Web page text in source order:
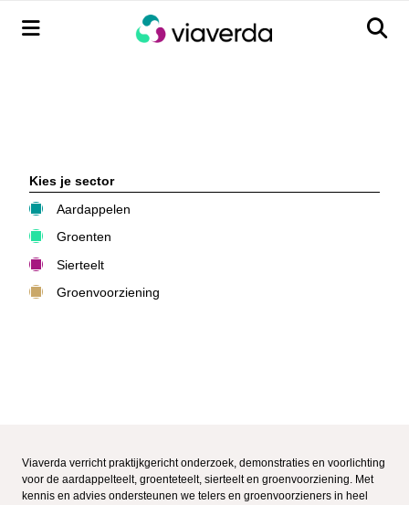
Menu Menu
Kies je sector
Aardappelen
Groenten
Sierteelt
Groenvoorziening
Viaverda verricht praktijkgericht onderzoek, demonstraties en voorlichting
voor de aardappelteelt, groenteteelt, sierteelt en groenvoorziening. Met
kennis en advies ondersteunen we telers en groenvoorzieners in heel